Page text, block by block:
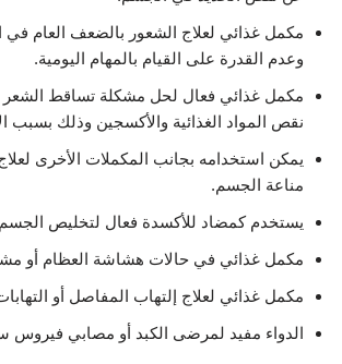
مكمل غذائي لعلاج الشعور بالضعف العام في
وعدم القدرة على القيام بالمهام اليومية.
مكمل غذائي فعال لحل مشكلة تساقط
نقص المواد الغذائية والأكسجين وذلك بسبب
يمكن استخدامه بجانب المكملات الأخرى
مناعة الجسم.
يستخدم كمضاد للأكسدة فعال لتخليص
مكمل غذائي في حالات هشاشة العظام أو
مكمل غذائي لعلاج إلتهاب المفاصل أو
الدواء مفيد لمرضى الكبد أو مصابي فيروس